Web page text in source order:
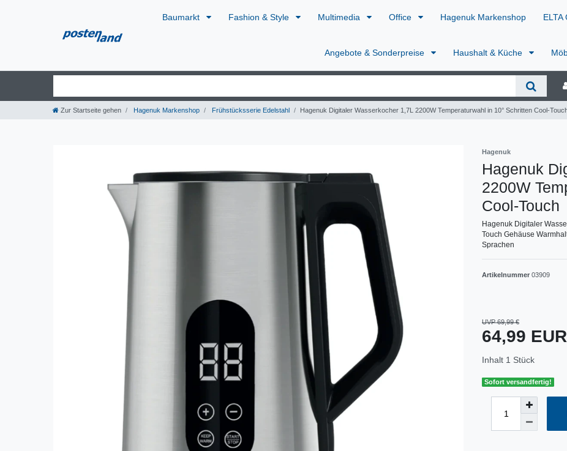
Baumarkt Fashion & Style Multimedia Office Hagenuk Markenshop
Angebote & Sonderpreise Haushalt & Küche
Zur Startseite gehen Hagenuk Markenshop Frühstücksserie Edelstahl Hagenuk Digitaler Wasserkocher 1,7L 2200W Temperaturwahl in 10° Schritten Cool-
Hagenuk
Hagenuk
2200W
Cool-Touch
Hagenuk Digitaler
Touch Gehäuse
Sprachen
Artikelnummer 03909
UVP 69,99 €
64,99 EUR
Inhalt 1 Stück
Sofort versandfertig!